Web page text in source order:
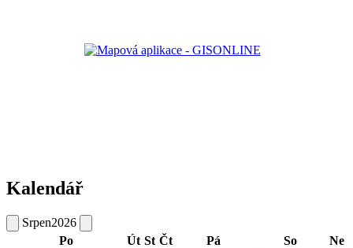
Kalendář
Srpen2026
Po
Út St Čt Pá So Ne